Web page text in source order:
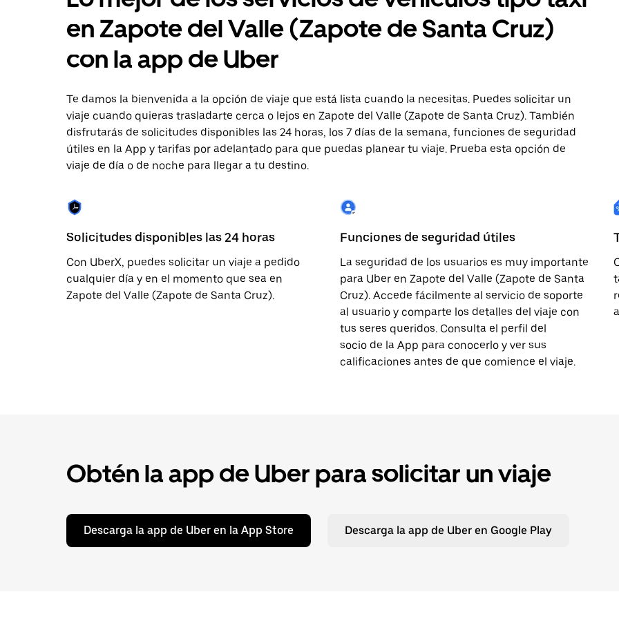
calendario
selecciona
fecha.
Presiona
para
cerrar
el
en Zapote del Valle (Zapote de Santa Cruz)
con la app de Uber
Te damos la bienvenida a la opción de viaje que está lista cuando la necesitas. Puedes solicitar un
viaje cuando quieras trasladarte cerca o lejos en Zapote del Valle (Zapote de Santa Cruz). También
disfrutarás de solicitudes disponibles las 24 horas, los 7 días de la semana, funciones de seguridad
útiles en la App y tarifas por adelantado para que puedas planear tu viaje. Prueba esta opción de
viaje de día o de noche para llegar a tu destino.
Solicitudes disponibles las 24 horas
Con UberX, puedes solicitar un viaje a pedido
cualquier día y en el momento que sea en
Zapote del Valle (Zapote de Santa Cruz).
Funciones de seguridad útiles
La seguridad de los usuarios es muy importante
para Uber en Zapote del Valle (Zapote de Santa
Cruz). Accede fácilmente al servicio de soporte
al usuario y comparte los detalles del viaje con
tus seres queridos. Consulta el perfil del
socio de la App para conocerlo y ver sus
calificaciones antes de que comience el viaje.
Obtén la app de Uber para solicitar un viaje
Descarga la app de Uber en la App Store Descarga la app de Uber en Google Play